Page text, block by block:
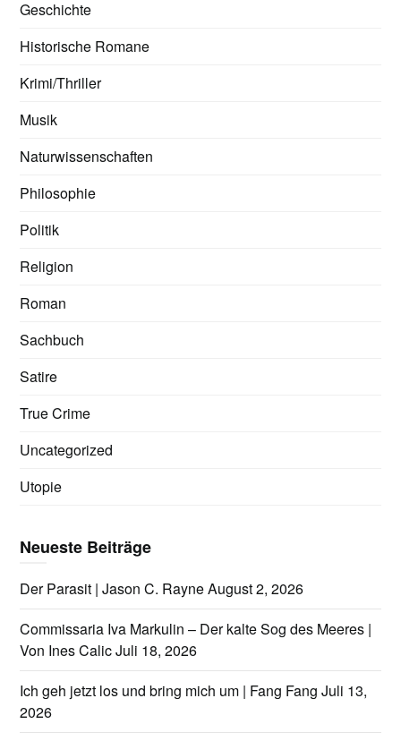
Geschichte
Historische Romane
Krimi/Thriller
Musik
Naturwissenschaften
Philosophie
Politik
Religion
Roman
Sachbuch
Satire
True Crime
Uncategorized
Utopie
Neueste Beiträge
Der Parasit | Jason C. RayneAugust 2, 2026
Commissaria Iva Markulin – Der kalte Sog des Meeres |
Von Ines CalicJuli 18, 2026
Ich geh jetzt los und bring mich um | Fang Fang Juli 13,
2026